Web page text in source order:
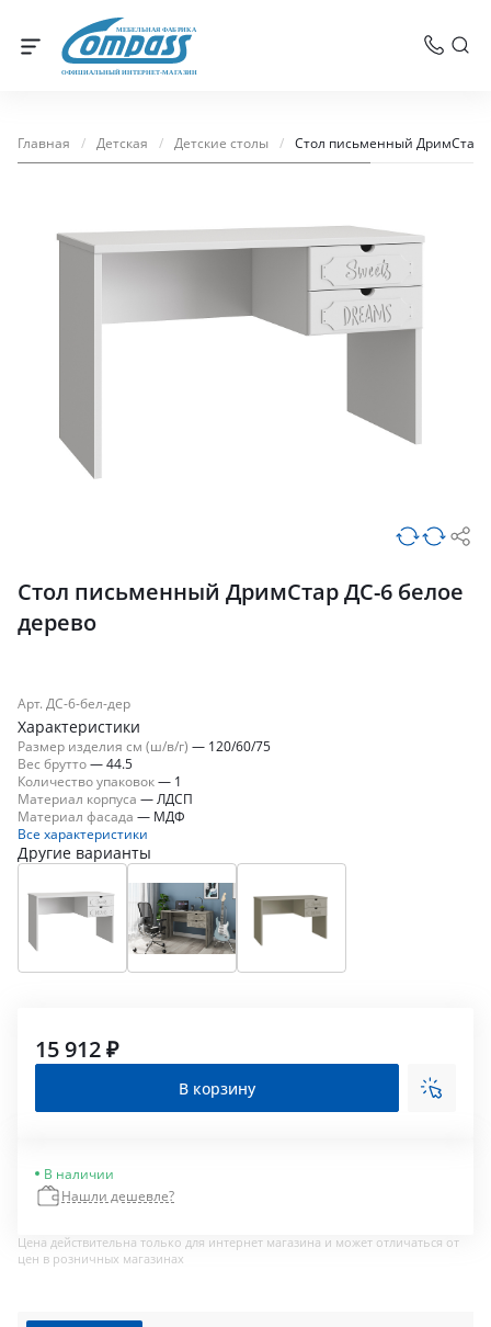
МЕБЕЛЬНАЯ ФАБРИКА
ОФИЦИАЛЬНЫЙ ИНТЕРНЕТ-МАГАЗИН
Главная / Детская / Детские столы / Стол письменный ДримСтар
Стол письменный ДримСтар ДС-6 белое
дерево
Арт. ДС-6-бел-дер
Характеристики
Размер изделия см (ш/в/г) — 120/60/75
Вес брутто—44.5
Количество упаковок— 1
Материал корпуса —ЛДСП
Материал фасада — МДФ
Все характеристики
Другие варианты
15 912 ₽
В корзину
В наличии
Нашли дешевле?
Цена действительна только для интернет магазина и может отличаться от
цен в розничных магазинах